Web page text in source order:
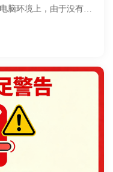
脑环境上，由于没有安
放器的解码器，是无法
为了解决这个问题，开